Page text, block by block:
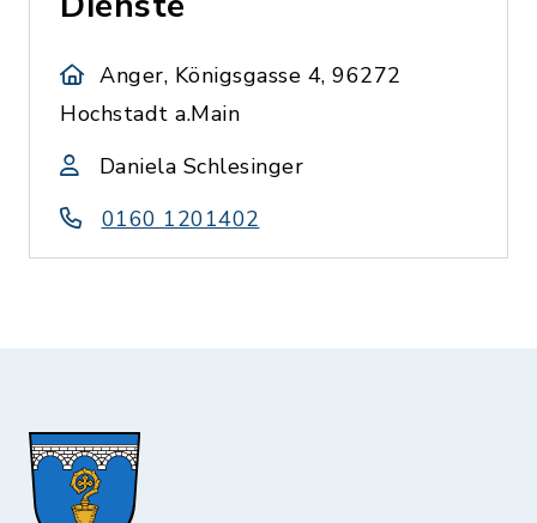
Anger, Königsgasse 4, 96272
Hochstadt a.Main
Daniela Schlesinger
0160 1201402